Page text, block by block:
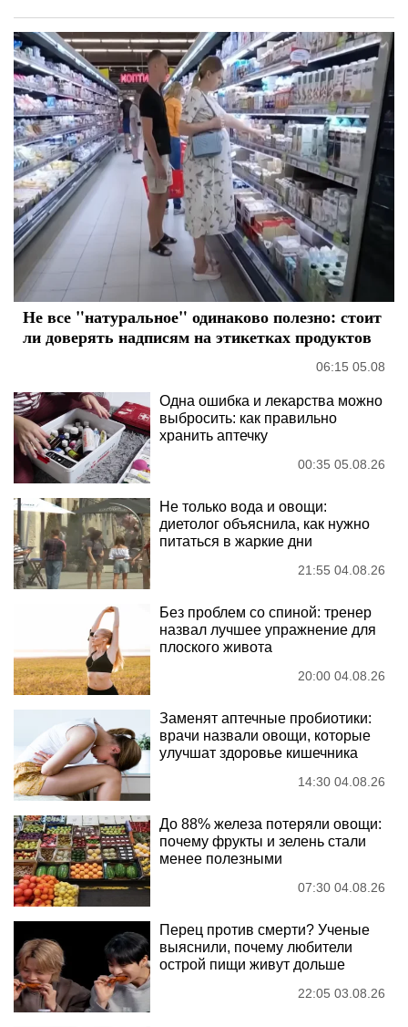
Не все "натуральное" одинаково полезно: стоит
ли доверять надписям на этикетках продуктов
06:15 05.08
Одна ошибка и лекарства можно
выбросить: как правильно
хранить аптечку
00:35 05.08.26
Не только вода и овощи:
диетолог объяснила, как нужно
питаться в жаркие дни
21:55 04.08.26
Без проблем со спиной: тренер
назвал лучшее упражнение для
плоского живота
20:00 04.08.26
Заменят аптечные пробиотики:
врачи назвали овощи, которые
улучшат здоровье кишечника
14:30 04.08.26
До 88% железа потеряли овощи:
почему фрукты и зелень стали
менее полезными
07:30 04.08.26
Перец против смерти? Ученые
выяснили, почему любители
острой пищи живут дольше
22:05 03.08.26